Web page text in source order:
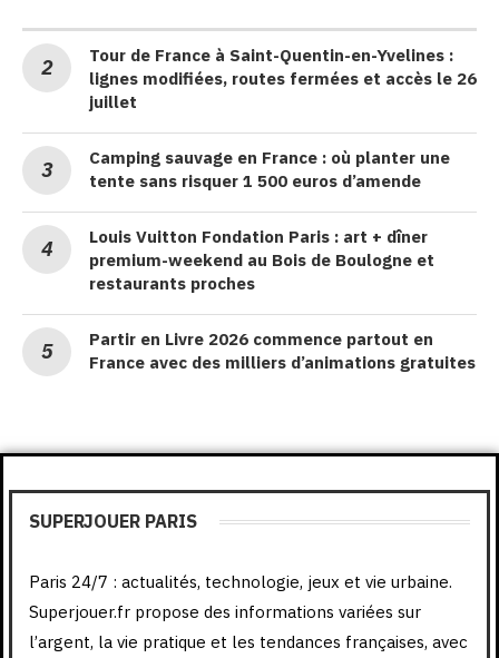
Tour de France à Saint-Quentin-en-Yvelines :
lignes modifiées, routes fermées et accès le 26
juillet
Camping sauvage en France : où planter une
tente sans risquer 1 500 euros d’amende
Louis Vuitton Fondation Paris : art + dîner
premium-weekend au Bois de Boulogne et
restaurants proches
Partir en Livre 2026 commence partout en
France avec des milliers d’animations gratuites
SUPERJOUER PARIS
Paris 24/7 : actualités, technologie, jeux et vie urbaine.
Superjouer.fr propose des informations variées sur
l’argent, la vie pratique et les tendances françaises, avec